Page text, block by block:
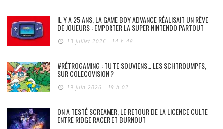
IL Y A 25 ANS, LA GAME BOY ADVANCE RÉALISAIT UN RÊVE
DE JOUEURS : EMPORTER LA SUPER NINTENDO PARTOUT
13 juillet 2026 - 14 h 48
#RÉTROGAMING : TU TE SOUVIENS… LES SCHTROUMPFS,
SUR COLECOVISION ?
19 juin 2026 - 19 h 02
ON A TESTÉ SCREAMER, LE RETOUR DE LA LICENCE CULTE
ENTRE RIDGE RACER ET BURNOUT